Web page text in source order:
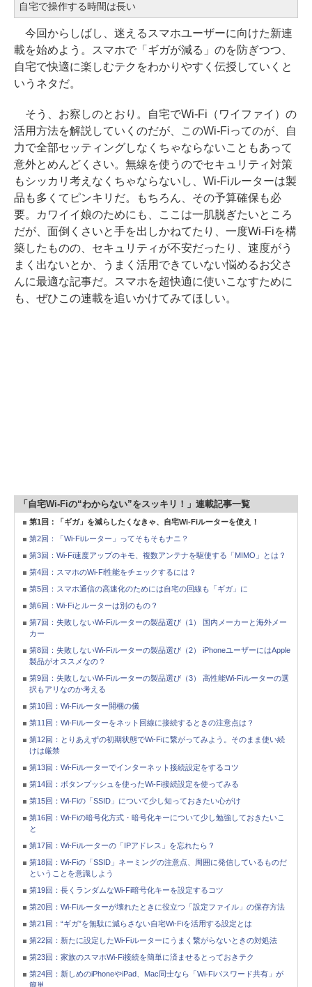
自宅で操作する時間は長い
今回からしばし、迷えるスマホユーザーに向けた新連
載を始めよう。スマホで「ギガが減る」のを防ぎつつ、
自宅で快適に楽しむテクをわかりやすく伝授していくと
いうネタだ。
そう、お察しのとおり。自宅でWi-Fi（ワイファイ）の
活用方法を解説していくのだが、このWi-Fiってのが、自
力で全部セッティングしなくちゃならないこともあって
意外とめんどくさい。無線を使うのでセキュリティ対策
もシッカリ考えなくちゃならないし、Wi-Fiルーターは製
品も多くてピンキリだ。もちろん、その予算確保も必
要。カワイイ娘のためにも、ここは一肌脱ぎたいところ
だが、面倒くさいと手を出しかねてたり、一度Wi-Fiを構
築したものの、セキュリティが不安だったり、速度がう
まく出ないとか、うまく活用できていない悩めるお父さ
んに最適な記事だ。スマホを超快適に使いこなすために
も、ぜひこの連載を追いかけてみてほしい。
「自宅Wi-Fiの“わからない”をスッキリ！」連載記事一覧
第1回：「ギガ」を減らしたくなきゃ、自宅Wi-Fiルーターを使え！
第2回：「Wi-Fiルーター」ってそもそもナニ？
第3回：Wi-Fi速度アップのキモ、複数アンテナを駆使する「MIMO」とは？
第4回：スマホのWi-Fi性能をチェックするには？
第5回：スマホ通信の高速化のためには自宅の回線も「ギガ」に
第6回：Wi-Fiとルーターは別のもの？
第7回：失敗しないWi-Fiルーターの製品選び（1） 国内メーカーと海外メー
カー
第8回：失敗しないWi-Fiルーターの製品選び（2） iPhoneユーザーにはApple
製品がオススメなの？
第9回：失敗しないWi-Fiルーターの製品選び（3） 高性能Wi-Fiルーターの選
択もアリなのか考える
第10回：Wi-Fiルーター開梱の儀
第11回：Wi-Fiルーターをネット回線に接続するときの注意点は？
第12回：とりあえずの初期状態でWi-Fiに繋がってみよう。そのまま使い続
けは厳禁
第13回：Wi-Fiルーターでインターネット接続設定をするコツ
第14回：ボタンプッシュを使ったWi-Fi接続設定を使ってみる
第15回：Wi-Fiの「SSID」について少し知っておきたい心がけ
第16回：Wi-Fiの暗号化方式・暗号化キーについて少し勉強しておきたいこ
と
第17回：Wi-Fiルーターの「IPアドレス」を忘れたら？
第18回：Wi-Fiの「SSID」ネーミングの注意点、周囲に発信しているものだ
ということを意識しよう
第19回：長くランダムなWi-Fi暗号化キーを設定するコツ
第20回：Wi-Fiルーターが壊れたときに役立つ「設定ファイル」の保存方法
第21回：“ギガ”を無駄に減らさない自宅Wi-Fiを活用する設定とは
第22回：新たに設定したWi-Fiルーターにうまく繋がらないときの対処法
第23回：家族のスマホWi-Fi接続を簡単に済ませるとっておきテク
第24回：新しめのiPhoneやiPad、Mac同士なら「Wi-Fiパスワード共有」が
簡単